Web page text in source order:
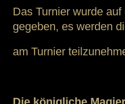
Das Turnier wurde
gegeben, es werden
am Turnier